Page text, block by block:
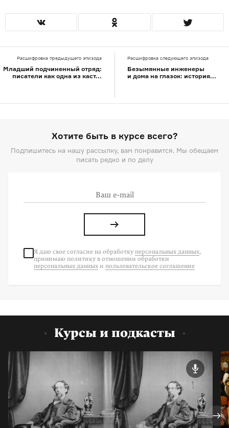
Расшифровка предыдущего эпизода
Младший подчиненный отряд:
писатели как одна из каст...
Расшифровка следующего эпизода
Безымянные инженеры
и дома на глазок: история...
Хотите быть в курсе всего?
Подпишитесь на нашу рассылку, вам понравится. Мы обещаем
писать редко и по делу
Я даю свое согласие на обработку персональных данных,
принимаю политику в отношении обработки
персональных данных и пользовательское соглашение
Курсы и подкасты